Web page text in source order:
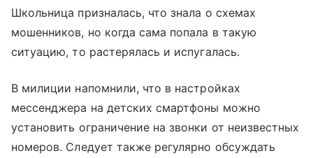
Школьница призналась, что знала о схемах
мошенников, но когда сама попала в такую
ситуацию, то растерялась и испугалась.
В милиции напомнили, что в настройках
мессенджера на детских смартфоны можно
установить ограничение на звонки от неизвестных
номеров. Следует также регулярно обсуждать